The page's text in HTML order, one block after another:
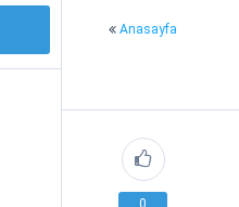
Anasayfa
0